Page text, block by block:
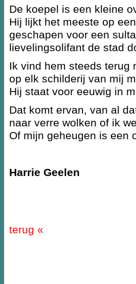
De koepel is een kleine
Hij lijkt het meeste op
geschapen voor een
lievelingsolifant de stad
Ik vind hem steeds terug
op elk schilderij van mij
Hij staat voor eeuwig in
Dat komt ervan, van al
naar verre wolken of ik
Of mijn geheugen is een
Harrie Geelen
terug «